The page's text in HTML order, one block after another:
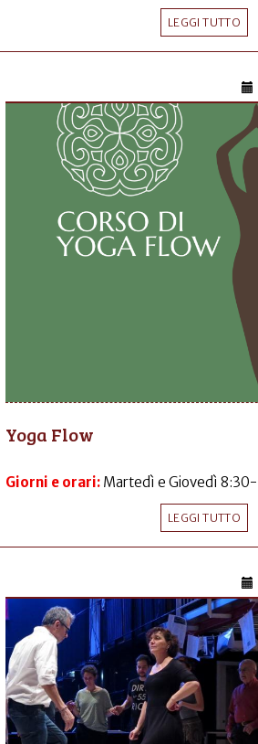
LEGGI TUTTO
Yoga Flow
Giorni e orari: Martedì e Giovedì
LEGGI TUTTO